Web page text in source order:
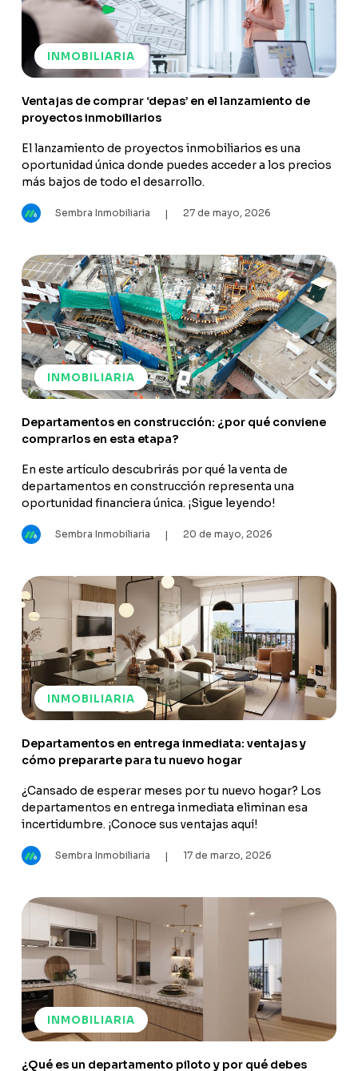
INMOBILIARIA
Ventajas de comprar ‘depas’ en el lanzamiento de
proyectos inmobiliarios
El lanzamiento de proyectos inmobiliarios es una
oportunidad única donde puedes acceder a los precios
más bajos de todo el desarrollo.
Sembra Inmobiliaria | 27 de mayo, 2026
INMOBILIARIA
Departamentos en construcción: ¿por qué conviene
comprarlos en esta etapa?
En este artículo descubrirás por qué la venta de
departamentos en construcción representa una
oportunidad financiera única. ¡Sigue leyendo!
Sembra Inmobiliaria | 20 de mayo, 2026
INMOBILIARIA
Departamentos en entrega inmediata: ventajas y
cómo prepararte para tu nuevo hogar
¿Cansado de esperar meses por tu nuevo hogar? Los
departamentos en entrega inmediata eliminan esa
incertidumbre. ¡Conoce sus ventajas aquí!
Sembra Inmobiliaria | 17 de marzo, 2026
INMOBILIARIA
¿Qué es un departamento piloto y por qué debes